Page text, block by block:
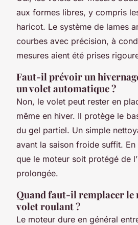
aux formes libres, y compris
haricot. Le système de lames
courbes avec précision, à
mesures aient été prises
Faut-il prévoir un
un volet automatique ?
Non, le volet peut rester en
même en hiver. Il protège le
du gel partiel. Un simple
avant la saison froide suffit.
que le moteur soit protégé de
prolongée.
Quand faut-il remplacer le
volet roulant ?
Le moteur dure en général